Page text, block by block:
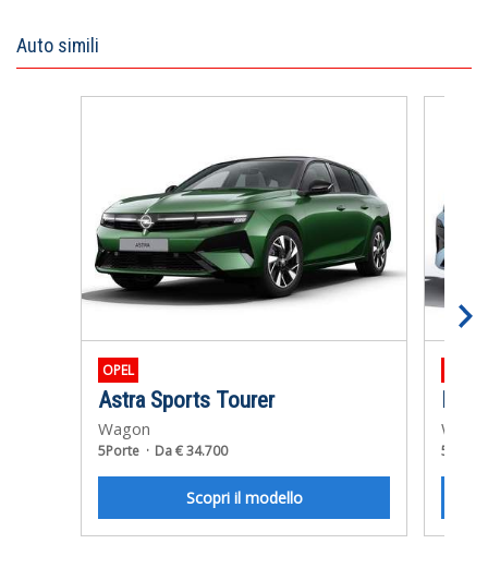
Auto simili
OPEL
Astra Sports Tourer
Wagon
5Porte Da € 34.700
Scopri il modello
5Porte